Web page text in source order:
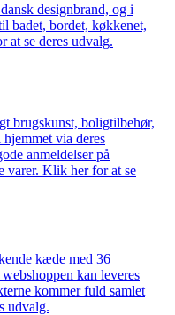
designbrand, og i
badet, bordet, køkkenet,
at se deres udvalg.
brugskunst, boligtilbehør,
via deres
anmeldelser på
varer. Klik her for at se
kæde med 36
kan leveres
kommer fuld samlet
udvalg.